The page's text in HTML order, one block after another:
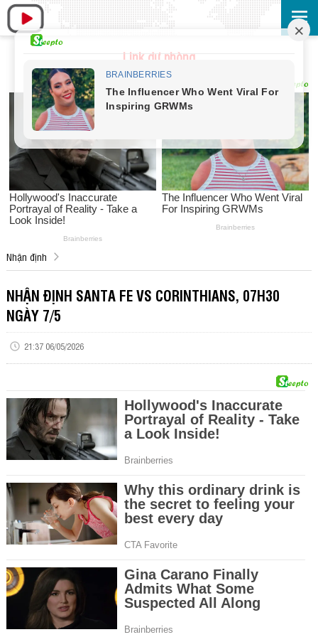
Link dự phòng
Nhận định
NHẬN ĐỊNH SANTA FE VS CORINTHIANS, 07H30
NGÀY 7/5
21:37 06/05/2026